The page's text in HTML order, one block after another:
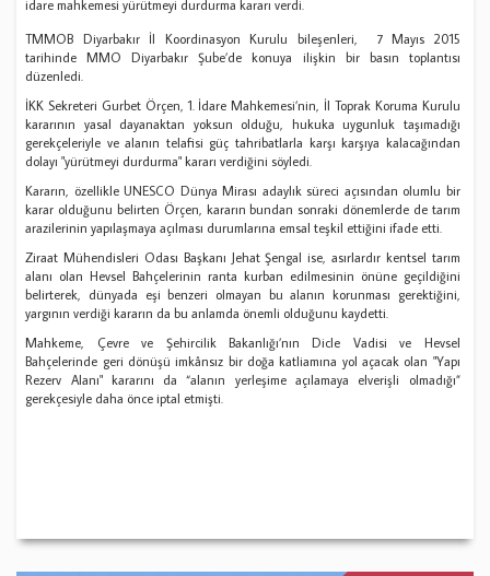
idare mahkemesi yürütmeyi durdurma kararı verdi.
TMMOB Diyarbakır İl Koordinasyon Kurulu bileşenleri, 7 Mayıs 2015
tarihinde MMO Diyarbakır Şube’de konuya ilişkin bir basın toplantısı
düzenledi.
İKK Sekreteri Gurbet Örçen, 1. İdare Mahkemesi’nin, İl Toprak Koruma Kurulu
kararının yasal dayanaktan yoksun olduğu, hukuka uygunluk taşımadığı
gerekçeleriyle ve alanın telafisi güç tahribatlarla karşı karşıya kalacağından
dolayı "yürütmeyi durdurma" kararı verdiğini söyledi.
Kararın, özellikle UNESCO Dünya Mirası adaylık süreci açısından olumlu bir
karar olduğunu belirten Örçen, kararın bundan sonraki dönemlerde de tarım
arazilerinin yapılaşmaya açılması durumlarına emsal teşkil ettiğini ifade etti.
Ziraat Mühendisleri Odası Başkanı Jehat Şengal ise, asırlardır kentsel tarım
alanı olan Hevsel Bahçelerinin ranta kurban edilmesinin önüne geçildiğini
belirterek, dünyada eşi benzeri olmayan bu alanın korunması gerektiğini,
yargının verdiği kararın da bu anlamda önemli olduğunu kaydetti.
Mahkeme, Çevre ve Şehircilik Bakanlığı’nın Dicle Vadisi ve Hevsel
Bahçelerinde geri dönüşü imkânsız bir doğa katliamına yol açacak olan "Yapı
Rezerv Alanı" kararını da “alanın yerleşime açılamaya elverişli olmadığı”
gerekçesiyle daha önce iptal etmişti.